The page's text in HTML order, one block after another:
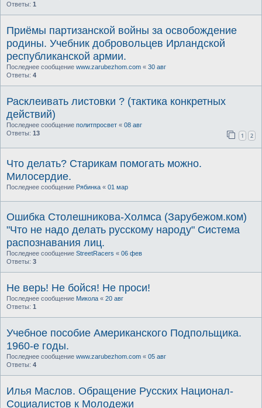
Ответы: 1
Приёмы партизанской войны за освобождение
родины. Учебник добровольцев Ирландской
республиканской армии.
Последнее сообщение www.zarubezhom.com « 30 авг
Ответы: 4
Расклеивать листовки ? (тактика конкретных
действий)
Последнее сообщение политпросвет « 08 авг
Ответы: 13 1 2
Что делать? Старикам помогать можно.
Милосердие.
Последнее сообщение Рябинка « 01 мар
Ошибка Столешникова-Холмса (Зарубежом.ком)
"Что не надо делать русскому народу" Система
распознавания лиц.
Последнее сообщение StreetRacers « 06 фев
Ответы: 3
Не верь! Не бойся! Не проси!
Последнее сообщение Микола « 20 авг
Ответы: 1
Учебное пособие Американского Подпольщика.
1960-е годы.
Последнее сообщение www.zarubezhom.com « 05 авг
Ответы: 4
Илья Маслов. Обращение Русских Национал-
Социалистов к Молодежи